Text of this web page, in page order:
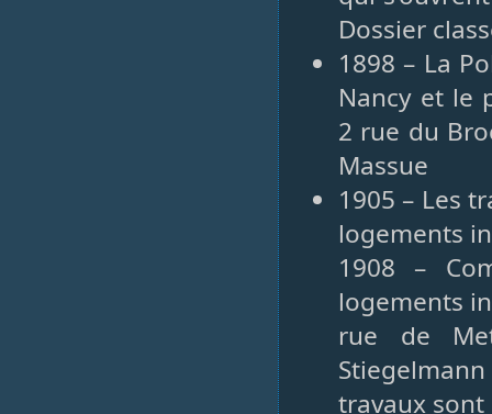
Dossier
1898 – La
Nancy et le
2 rue du
Massue
1905 – Les
logements
1908 –
logements
rue de
travaux